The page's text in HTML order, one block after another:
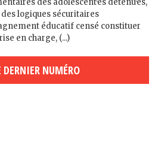
logiques sécuritaires
éducatif censé constituer
en charge, (...)
DERNIER NUMÉRO